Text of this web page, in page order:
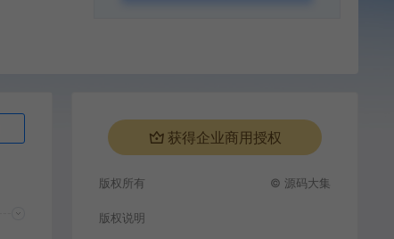
获得企业商用授权
版权所有 © 源码大集
版权说明